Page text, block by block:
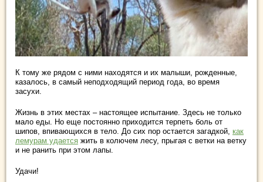
К тому же рядом с ними находятся и их малыши, рожденные,
казалось, в самый неподходящий период года, во время
засухи.
Жизнь в этих местах – настоящее испытание. Здесь не только
мало еды. Но еще постоянно приходится терпеть боль от
шипов, впивающихся в тело. До сих пор остается загадкой, как
лемурам удается жить в колючем лесу, прыгая с ветки на ветку
и не ранить при этом лапы.
Удачи!